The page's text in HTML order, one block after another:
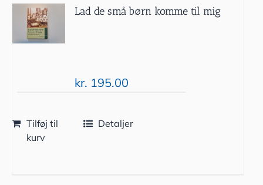
Lad de små børn komme til mig
kr. 195.00
Tilføj til
kurv
Detaljer